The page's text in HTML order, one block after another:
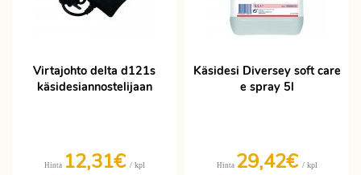
Virtajohto delta d121s
käsidesiannostelijaan
Hinta 12,31€ / kpl
Käsidesi Diversey soft care
e spray 5l
Hinta 29,42€ / kpl